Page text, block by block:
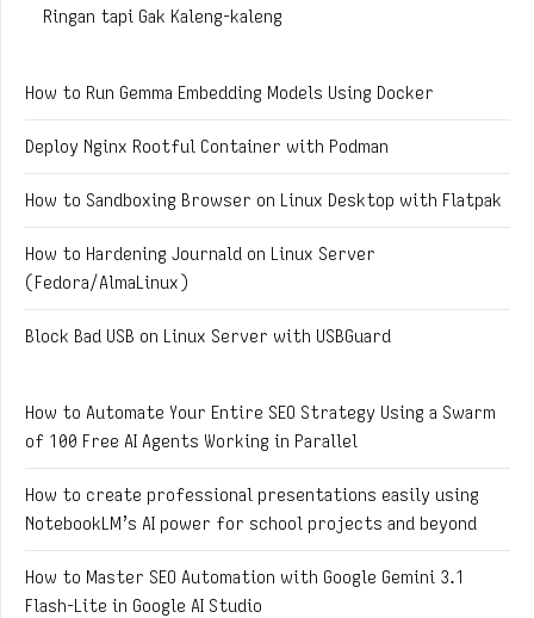
Ringan tapi Gak Kaleng-kaleng
How to Run Gemma Embedding Models Using Docker
Deploy Nginx Rootful Container with Podman
How to Sandboxing Browser on Linux Desktop with Flatpak
How to Hardening Journald on Linux Server
(Fedora/AlmaLinux)
Block Bad USB on Linux Server with USBGuard
How to Automate Your Entire SEO Strategy Using a Swarm
of 100 Free AI Agents Working in Parallel
How to create professional presentations easily using
NotebookLM’s AI power for school projects and beyond
How to Master SEO Automation with Google Gemini 3.1
Flash-Lite in Google AI Studio